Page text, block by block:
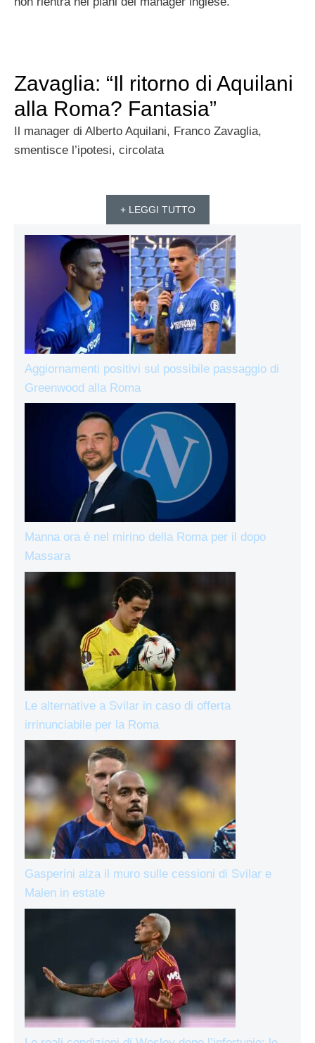
Zavaglia: “Il ritorno di Aquilani
alla Roma? Fantasia”
Il manager di Alberto Aquilani, Franco Zavaglia,
smentisce l’ipotesi, circolata
+ LEGGI TUTTO
Aggiornamenti positivi sul possibile passaggio di
Greenwood alla Roma
Manna ora è nel mirino della Roma per il dopo
Massara
Le alternative a Svilar in caso di offerta
irrinunciabile per la Roma
Gasperini alza il muro sulle cessioni di Svilar e
Malen in estate